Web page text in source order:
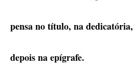
pensa no título, na dedicatória,
depois na epígrafe.